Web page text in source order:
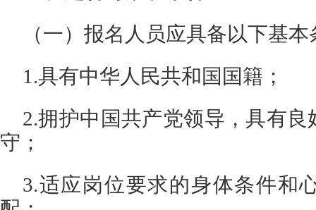
（一）报名人员应具备以下基本
1.具有中华人民共和国国籍；
2.拥护中国共产党领导，具有
守；
3.适应岗位要求的身体条件和